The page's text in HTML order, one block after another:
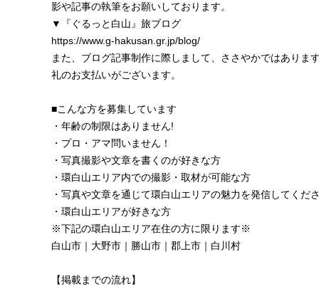
影や記事の執筆をお願いしております。
▼『ぐるっと白山』旅ブログ
https://www.g-hakusan.gr.jp/blog/
また、ブログ記事制作に際しまして、ささやかではありま
礼のお支払いがございます。
■こんな方を募集しています
・年齢の制限はありません!
・プロ・アマ問いません！
・写真撮影や文章を書くのが好きな方
・環白山エリア内での撮影・取材が可能な方
・写真や文章を通じて環白山エリアの魅力を発信してくだ
・環白山エリアが好きな方
※下記の環白山エリア在住の方に限ります※
白山市｜大野市｜勝山市｜郡上市｜白川村
【掲載までの流れ】